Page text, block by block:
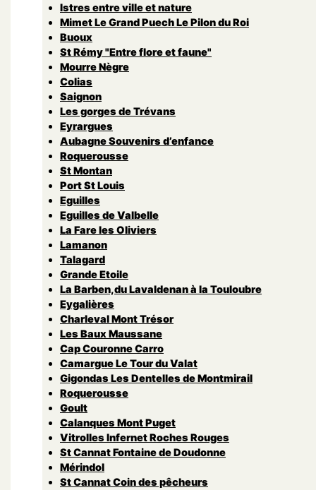
Istres entre ville et nature
Mimet Le Grand Puech Le Pilon du Roi
Buoux
St Rémy "Entre flore et faune"
Mourre Nègre
Colias
Saignon
Les gorges de Trévans
Eyrargues
Aubagne Souvenirs d’enfance
Roquerousse
St Montan
Port St Louis
Eguilles
Eguilles de Valbelle
La Fare les Oliviers
Lamanon
Talagard
Grande Etoile
La Barben,du Lavaldenan à la Touloubre
Eygalières
Charleval Mont Trésor
Les Baux Maussane
Cap Couronne Carro
Camargue Le Tour du Valat
Gigondas Les Dentelles de Montmirail
Roquerousse
Goult
Calanques Mont Puget
Vitrolles Infernet Roches Rouges
St Cannat Fontaine de Doudonne
Mérindol
St Cannat Coin des pêcheurs